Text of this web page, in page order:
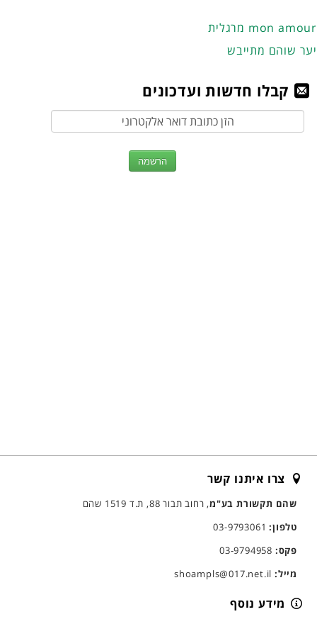
מרגלית mon amour
יער שוהם מתייבש
קבלו חדשות ועדכונים
צרו איתנו קשר
שהם תקשורת בע"מ, רחוב תבור 88, ת.ד 1519 שהם
טלפון:03-9793061
פקס:
מייל:
מידע נוסף